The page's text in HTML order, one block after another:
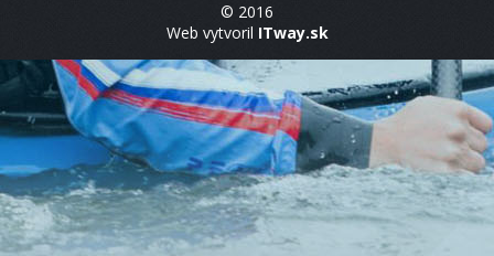
© 2016
Web vytvoril ITway.sk